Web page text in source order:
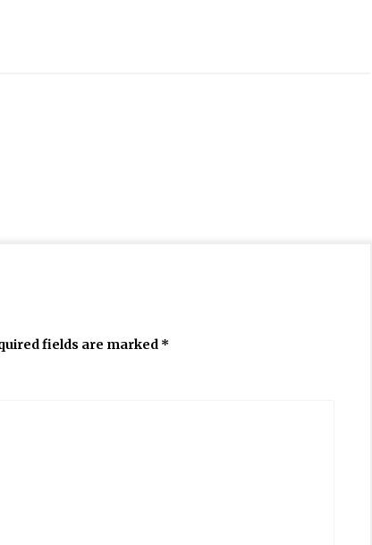
fields are marked *